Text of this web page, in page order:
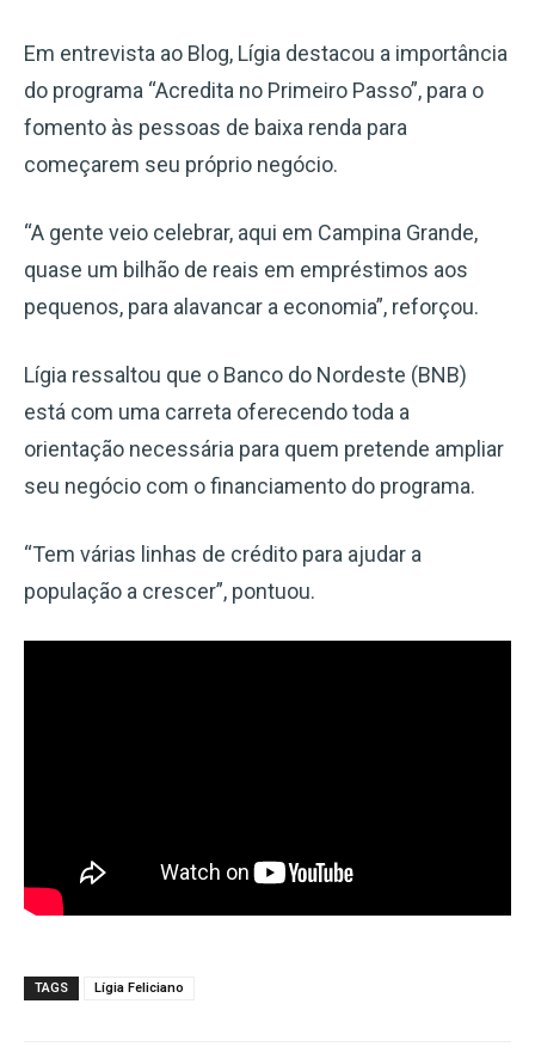
Em entrevista ao Blog, Lígia destacou a importância
do programa “Acredita no Primeiro Passo”, para o
fomento às pessoas de baixa renda para
começarem seu próprio negócio.
“A gente veio celebrar, aqui em Campina Grande,
quase um bilhão de reais em empréstimos aos
pequenos, para alavancar a economia”, reforçou.
Lígia ressaltou que o Banco do Nordeste (BNB)
está com uma carreta oferecendo toda a
orientação necessária para quem pretende ampliar
seu negócio com o financiamento do programa.
“Tem várias linhas de crédito para ajudar a
população a crescer”, pontuou.
TAGS Lígia Feliciano